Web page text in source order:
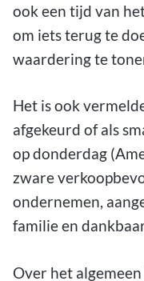
ook een tijd van
om iets terug te
waardering te
Het is ook
afgekeurd of als
op donderdag
zware
ondernemen,
familie en
Over het